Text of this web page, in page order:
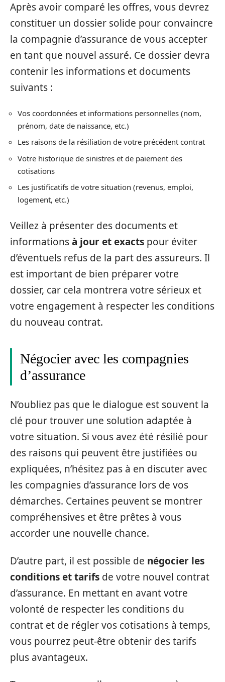
Après avoir comparé les offres, vous devrez
constituer un dossier solide pour convaincre
la compagnie d’assurance de vous accepter
en tant que nouvel assuré. Ce dossier devra
contenir les informations et documents
suivants :
Vos coordonnées et informations personnelles (nom,
prénom, date de naissance, etc.)
Les raisons de la résiliation de votre précédent contrat
Votre historique de sinistres et de paiement des
cotisations
Les justificatifs de votre situation (revenus, emploi,
logement, etc.)
Veillez à présenter des documents et
informationsà jour et exacts pour éviter
d’éventuels refus de la part des assureurs. Il
est important de bien préparer votre
dossier, car cela montrera votre sérieux et
votre engagement à respecter les conditions
du nouveau contrat.
Négocier avec les compagnies
d’assurance
N’oubliez pas que le dialogue est souvent la
clé pour trouver une solution adaptée à
votre situation. Si vous avez été résilié pour
des raisons qui peuvent être justifiées ou
expliquées, n’hésitez pas à en discuter avec
les compagnies d’assurance lors de vos
démarches. Certaines peuvent se montrer
compréhensives et être prêtes à vous
accorder une nouvelle chance.
D’autre part, il est possible de négocier les
conditions et tarifs de votre nouvel contrat
d’assurance. En mettant en avant votre
volonté de respecter les conditions du
contrat et de régler vos cotisations à temps,
vous pourrez peut-être obtenir des tarifs
plus avantageux.